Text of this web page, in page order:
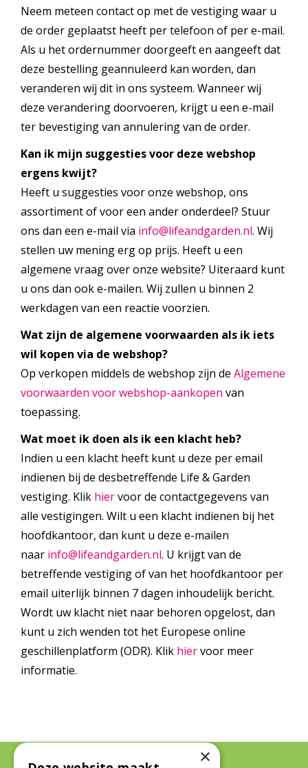
Neem meteen contact op met de vestiging waar u
de order geplaatst heeft per telefoon of per e-mail.
Als u het ordernummer doorgeeft en aangeeft dat
deze bestelling geannuleerd kan worden, dan
veranderen wij dit in ons systeem. Wanneer wij
deze verandering doorvoeren, krijgt u een e-mail
ter bevestiging van annulering van de order.
Kan ik mijn suggesties voor deze webshop
ergens kwijt?
Heeft u suggesties voor onze webshop, ons
assortiment of voor een ander onderdeel? Stuur
ons dan een e-mail via info@lifeandgarden.nl. Wij
stellen uw mening erg op prijs. Heeft u een
algemene vraag over onze website? Uiteraard kunt
u ons dan ook e-mailen. Wij zullen u binnen 2
werkdagen van een reactie voorzien.
Wat zijn de algemene voorwaarden als ik iets
wil kopen via de webshop?
Op verkopen middels de webshop zijn de Algemene
voorwaarden voor webshop-aankopen van
toepassing.
Wat moet ik doen als ik een klacht heb?
Indien u een klacht heeft kunt u deze per email
indienen bij de desbetreffende Life & Garden
vestiging. Klik hiervoor de contactgegevens van
alle vestigingen. Wilt u een klacht indienen bij het
hoofdkantoor, dan kunt u deze e-mailen
naar info@lifeandgarden.nl. U krijgt van de
betreffende vestiging of van het hoofdkantoor per
email uiterlijk binnen 7 dagen inhoudelijk bericht.
Wordt uw klacht niet naar behoren opgelost, dan
kunt u zich wenden tot het Europese online
geschillenplatform (ODR). Klik hiervoor meer
informatie.
×